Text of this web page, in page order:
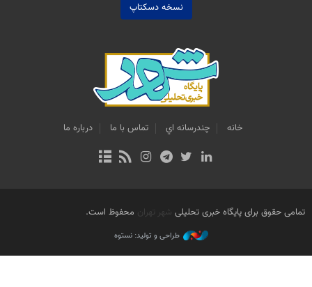
نسخه دسکتاپ
خانه چندرسانه اي تماس با ما درباره ما
تمامی حقوق برای پایگاه خبری تحلیلی شهر تهران محفوظ است.
طراحی و تولید: نستوه